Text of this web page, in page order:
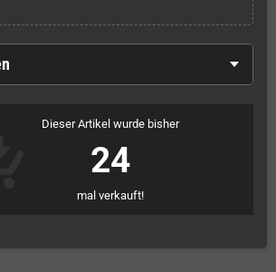
Dieser Artikel wurde bisher
24
mal verkauft!